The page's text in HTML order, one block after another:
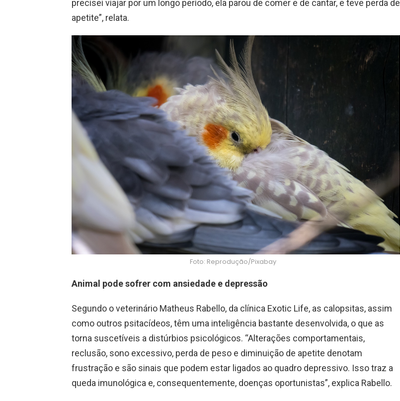
precisei viajar por um longo período, ela parou de comer e de cantar, e teve perda de
apetite”, relata.
Foto: Reprodução/Pixabay
Animal pode sofrer com ansiedade e depressão
Segundo o veterinário Matheus Rabello, da clínica Exotic Life, as calopsitas, assim
como outros psitacídeos, têm uma inteligência bastante desenvolvida, o que as
torna suscetíveis a distúrbios psicológicos. “Alterações comportamentais,
reclusão, sono excessivo, perda de peso e diminuição de apetite denotam
frustração e são sinais que podem estar ligados ao quadro depressivo. Isso traz a
queda imunológica e, consequentemente, doenças oportunistas”, explica Rabello.